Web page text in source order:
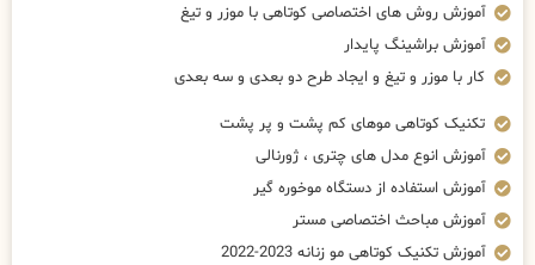
آموزش روش های اختصاصی کوتاهی با موزر و تیغ
آموزش براشینگ پایدار
کار با موزر و تیغ و ایجاد طرح دو بعدی و سه بعدی
تکنیک کوتاهی موهای کم پشت و پر پشت
آموزش انوع مدل های چتری ، ژورنالی
آموزش استفاده از دستگاه موخوره گیر
آموزش مباحث اختصاصی مستر
آموزش تکنیک کوتاهی مو زنانه 2023-2022